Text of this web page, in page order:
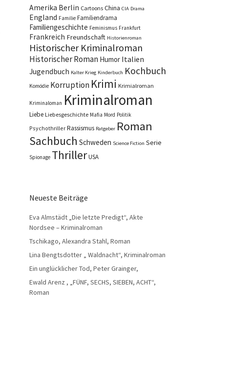
Amerika Berlin Cartoons China CIA Drama
England Familie Familiendrama
Familiengeschichte Feminismus Frankfurt
Frankreich Freundschaft Historienroman
Historischer Kriminalroman
Historischer Roman Humor Italien
Jugendbuch Kalter Krieg Kinderbuch Kochbuch
Komödie Korruption Krimi Krimialroman
Kriminaloman Kriminalroman
Liebe Liebesgeschichte Mafia Mord Politik
Psychothriller Rassismus Ratgeber Roman
Sachbuch Schweden Science Fiction Serie
Spionage ThrillerUSA
Neueste Beiträge
Eva Almstädt „Die letzte Predigt“, Akte
Nordsee – Kriminalroman
Tschikago, Alexandra Stahl, Roman
Lina Bengtsdotter „ Waldnacht“, Kriminalroman
Ein unglücklicher Tod, Peter Grainger,
Ewald Arenz , „FÜNF, SECHS, SIEBEN, ACHT“,
Roman